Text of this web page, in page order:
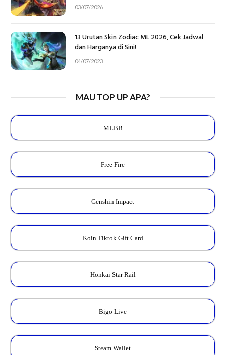
03/07/2026
13 Urutan Skin Zodiac ML 2026, Cek Jadwal
dan Harganya di Sini!
04/07/2023
MAU TOP UP APA?
MLBB
Free Fire
Genshin Impact
Koin Tiktok Gift Card
Honkai Star Rail
Bigo Live
Steam Wallet